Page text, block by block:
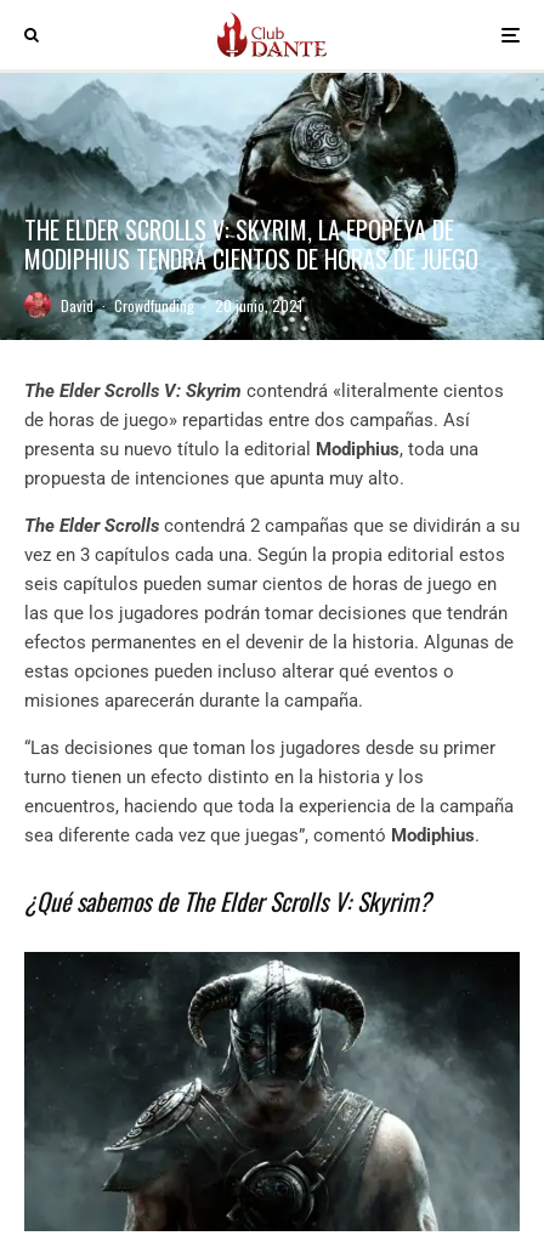
THE ELDER SCROLLS V: SKYRIM, LA EPOPEYA DE
MODIPHIUS TENDRÁ CIENTOS DE HORAS DE JUEGO
David · Crowdfunding · 20 junio, 2021
The Elder Scrolls V: Skyrim contendrá «literalmente cientos
de horas de juego» repartidas entre dos campañas. Así
presenta su nuevo título la editorial Modiphius, toda una
propuesta de intenciones que apunta muy alto.
The Elder Scrolls contendrá 2 campañas que se dividirán a su
vez en 3 capítulos cada una. Según la propia editorial estos
seis capítulos pueden sumar cientos de horas de juego en
las que los jugadores podrán tomar decisiones que tendrán
efectos permanentes en el devenir de la historia. Algunas de
estas opciones pueden incluso alterar qué eventos o
misiones aparecerán durante la campaña.
“Las decisiones que toman los jugadores desde su primer
turno tienen un efecto distinto en la historia y los
encuentros, haciendo que toda la experiencia de la campaña
sea diferente cada vez que juegas”, comentó Modiphius.
¿Qué sabemos de The Elder Scrolls V: Skyrim?